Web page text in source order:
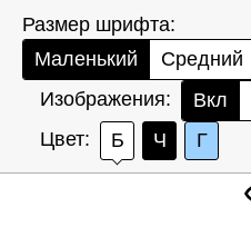
Размер шрифта:
Маленький
Средний
Изображения:
Вкл
Цвет:
Б Ч Г